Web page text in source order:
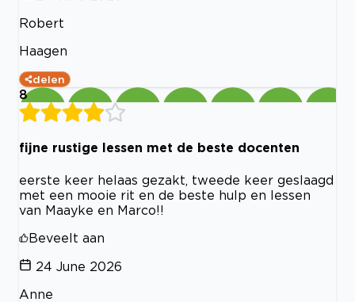
Robert
Haagen
delen
8
fijne rustige lessen met de beste docenten
eerste keer helaas gezakt, tweede keer geslaagd
met een mooie rit en de beste hulp en lessen
van Maayke en Marco!!
Beveelt aan
24 June 2026
Anne